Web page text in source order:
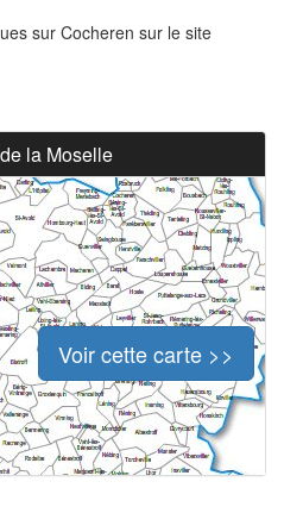
sur Cocheren sur le site
la Moselle
Voir cette carte >>